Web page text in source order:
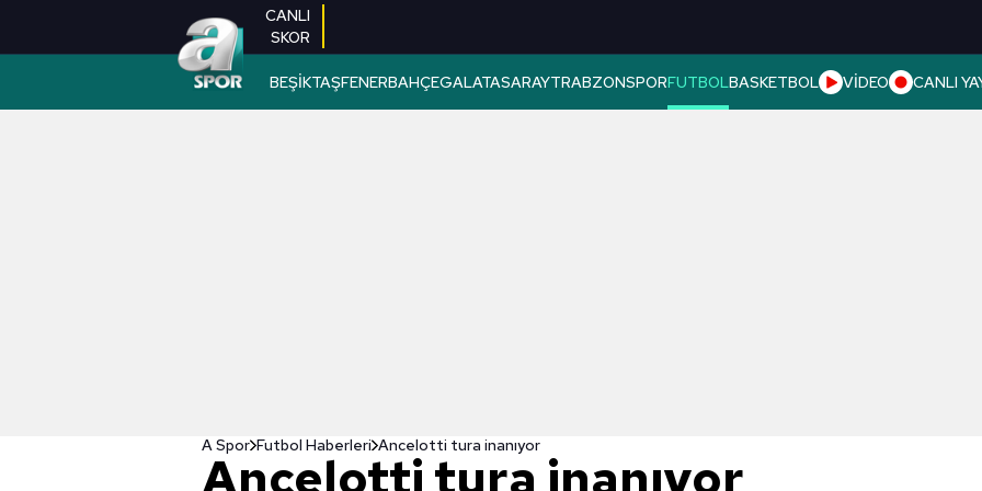
CANLI
SKOR
BEŞİKTAŞFENERBAHÇEGALATASARAYTRABZONSPORFUTBOLBASKETBOL VİDEO CANLI
A Spor Futbol Haberleri Ancelotti tura inanıyor
Ancelotti tura inanıyor